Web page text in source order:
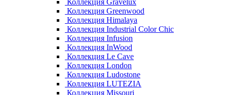
Коллекция Gravelux
Коллекция Greenwood
Коллекция Himalaya
Коллекция Industrial Color Chic
Коллекция Infusion
Коллекция InWood
Коллекция Le Cave
Коллекция London
Коллекция Ludostone
Коллекция LUTEZIA
Коллекция Missouri